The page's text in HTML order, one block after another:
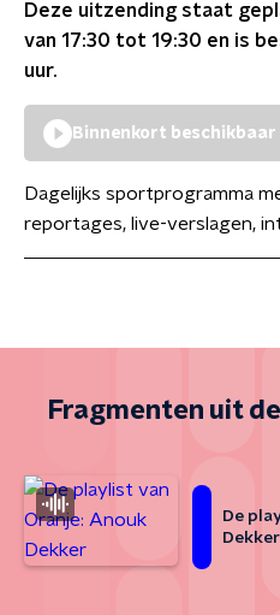
Deze uitzending staat
van 17:30 tot 19:30 en is
uur.
Binnenkort beschikbaar
Dagelijks sportprogramma
reportages, live-verslagen,
Fragmenten uit
De
Dekker